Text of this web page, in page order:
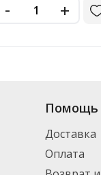
- +
интернет-
для дальнейшего
- скидка,
Помощь
Доставка
Оплата